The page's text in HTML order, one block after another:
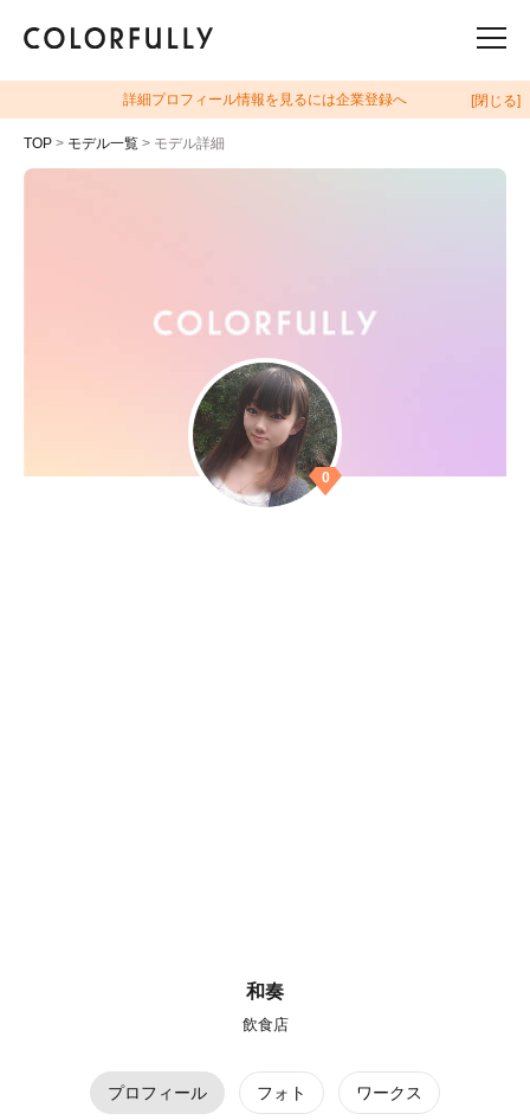
詳細プロフィール情報を見るには企業登録へ [閉じる]
TOP > モデル一覧 > モデル詳細
0
和奏
飲食店
プロフィール フォト ワークス